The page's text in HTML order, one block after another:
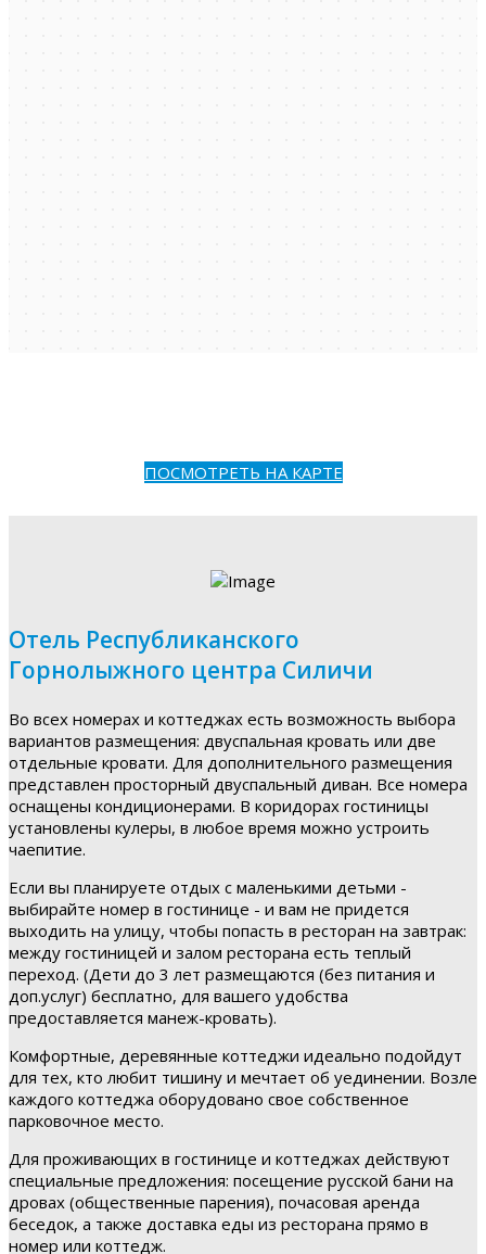
ПОСМОТРЕТЬ НА КАРТЕ
Отель Республиканского
Горнолыжного центра Силичи
Во всех номерах и коттеджах есть возможность выбора
вариантов размещения: двуспальная кровать или две
отдельные кровати. Для дополнительного размещения
представлен просторный двуспальный диван. Все номера
оснащены кондиционерами. В коридорах гостиницы
установлены кулеры, в любое время можно устроить
чаепитие.
Если вы планируете отдых с маленькими детьми -
выбирайте номер в гостинице - и вам не придется
выходить на улицу, чтобы попасть в ресторан на завтрак:
между гостиницей и залом ресторана есть теплый
переход. (Дети до 3 лет размещаются (без питания и
доп.услуг) бесплатно, для вашего удобства
предоставляется манеж-кровать).
Комфортные, деревянные коттеджи идеально подойдут
для тех, кто любит тишину и мечтает об уединении. Возле
каждого коттеджа оборудовано свое собственное
парковочное место.
Для проживающих в гостинице и коттеджах действуют
специальные предложения: посещение русской бани на
дровах (общественные парения), почасовая аренда
беседок, а также доставка еды из ресторана прямо в
номер или коттедж.